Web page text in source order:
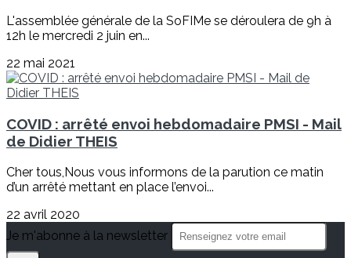
L'assemblée générale de la SoFIMe se déroulera de 9h à
12h le mercredi 2 juin en...
22 mai 2021
COVID : arrêté envoi hebdomadaire PMSI - Mail
de Didier THEIS
Cher tous,Nous vous informons de la parution ce matin
d’un arrêté mettant en place l’envoi...
22 avril 2020
Je m'abonne à la newsletter